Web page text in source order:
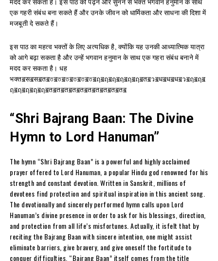
एक गहरी संबंध बना सकते हैं और उनके जीवन को धार्मिकता और साधना की दिशा में
मजबूती दे सकते हैं।
इस पाठ का महत्व भक्तों के लिए अत्यधिक है, क्योंकि यह उनकी आध्यात्मिक यात्रा
को आगे बढ़ा सकता है और उन्हें भगवान हनुमान के साथ एक गहरा संबंध बनाने में
मदद कर सकता है। धह
भक्तॿसॿसॿतॿতॿতॿতॿতॿতॿতॿฤॿฤॿฤॿฤॿฤॿฤॿतॿวॿधॿधॿधॿวॿฤॿฤॿ
ฤॿฤॿฤॿฤॿฤॿतॿतॿतॿतॿतॿतॿतॿतॿतॿतॿ
“Shri Bajrang Baan: The Divine
Hymn to Lord Hanuman”
The hymn “Shri Bajrang Baan” is a powerful and highly acclaimed
prayer offered to Lord Hanuman, a popular Hindu god renowned for his
strength and constant devotion. Written in Sanskrit, millions of
devotees find protection and spiritual inspiration in this ancient song.
The devotionally and sincerely performed hymn calls upon Lord
Hanuman’s divine presence in order to ask for his blessings, direction,
and protection from all life’s misfortunes. Actually, it isfelt that by
reciting the Bajrang Baan with sincere intention, one might assist
eliminate barriers, give bravery, and give oneself the fortitude to
conquer difficulties. “Bajrang Baan” itself comes from the title